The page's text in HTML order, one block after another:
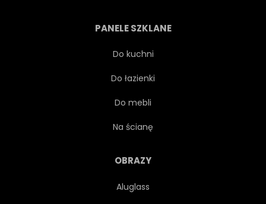
MIEJSCOWOŚĆ
MALEŃSTWO
PANELE SZKLANE
Do kuchni
Do łazienki
Do mebli
Na ścianę
OBRAZY
Aluglass